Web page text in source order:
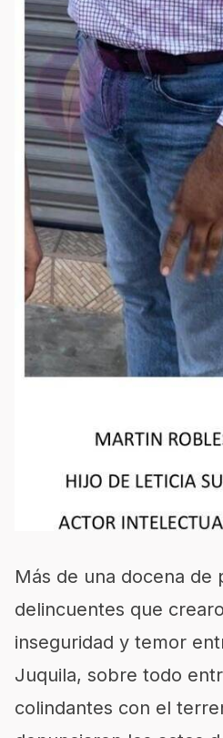
Más de una docena de
delincuentes que
inseguridad y temor
Juquila, sobre todo
colindantes con el